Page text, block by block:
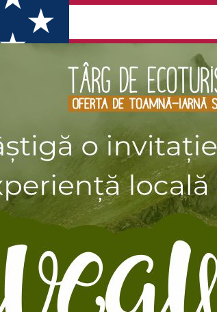
o experiență locală oferită de Anii Drumeției